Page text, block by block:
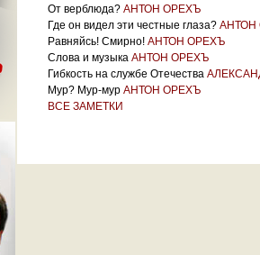
От верблюда? АНТОН ОРЕХЪ
Где он видел эти честные глаза? АНТОН
Равняйсь! Смирно! АНТОН ОРЕХЪ
Слова и музыка АНТОН ОРЕХЪ
Гибкость на службе Отечества
Мур? Мур-мур АНТОН ОРЕХЪ
ВСЕ ЗАМЕТКИ